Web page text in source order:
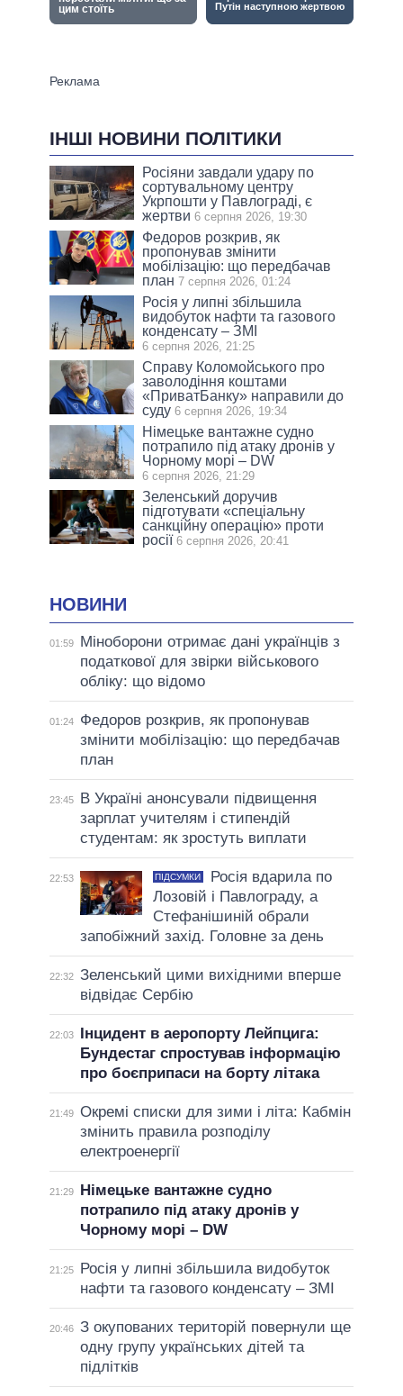
ІНШІ НОВИНИ ПОЛІТИКИ
Росіяни завдали удару по
сортувальному центру
Укрпошти у Павлограді, є
жертви 6 серпня 2026, 19:30
Федоров розкрив, як
пропонував змінити
мобілізацію: що передбачав
план 7 серпня 2026, 01:24
Росія у липні збільшила
видобуток нафти та газового
конденсату – ЗМІ
6 серпня 2026, 21:25
Справу Коломойського про
заволодіння коштами
«ПриватБанку» направили до
суду 6 серпня 2026, 19:34
Німецьке вантажне судно
потрапило під атаку дронів у
Чорному морі – DW
6 серпня 2026, 21:29
Зеленський доручив
підготувати «спеціальну
санкційну операцію» проти
росії 6 серпня 2026, 20:41
НОВИНИ
01:59
Міноборони отримає дані українців з
податкової для звірки військового
обліку: що відомо
01:24
Федоров розкрив, як пропонував
змінити мобілізацію: що передбачав
план
23:45
В Україні анонсували підвищення
зарплат учителям і стипендій
студентам: як зростуть виплати
22:53 ПІДСУМКИ
Росія вдарила по
Лозовій і Павлограду, а
Стефанішиній обрали
запобіжний захід. Головне за день
22:32 Зеленський цими вихідними вперше
відвідає Сербію
22:03
Інцидент в аеропорту Лейпцига:
Бундестаг спростував інформацію
про боєприпаси на борту літака
21:49 Окремі списки для зими і літа: Кабмін
змінить правила розподілу
електроенергії
21:29
Німецьке вантажне судно
потрапило під атаку дронів у
Чорному морі – DW
21:25
Росія у липні збільшила видобуток
нафти та газового конденсату – ЗМІ
20:46 З окупованих територій повернули ще
одну групу українських дітей та
підлітків